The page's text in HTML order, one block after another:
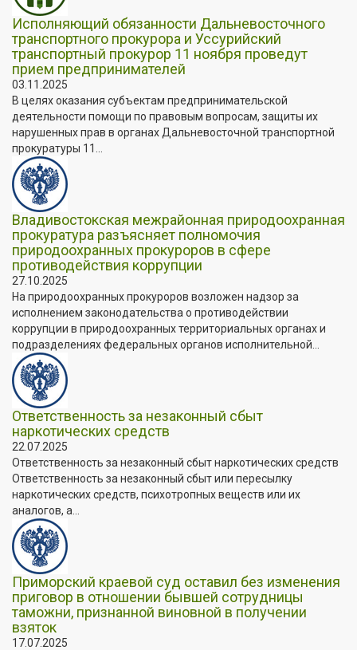
Исполняющий обязанности Дальневосточного
транспортного прокурора и Уссурийский
транспортный прокурор 11 ноября проведут
прием предпринимателей
03.11.2025
В целях оказания субъектам предпринимательской
деятельности помощи по правовым вопросам, защиты их
нарушенных прав в органах Дальневосточной транспортной
прокуратуры 11...
Владивостокская межрайонная природоохранная
прокуратура разъясняет полномочия
природоохранных прокуроров в сфере
противодействия коррупции
27.10.2025
На природоохранных прокуроров возложен надзор за
исполнением законодательства о противодействии
коррупции в природоохранных территориальных органах и
подразделениях федеральных органов исполнительной...
Ответственность за незаконный сбыт
наркотических средств
22.07.2025
Ответственность за незаконный сбыт наркотических средств
Ответственность за незаконный сбыт или пересылку
наркотических средств, психотропных веществ или их
аналогов, а...
Приморский краевой суд оставил без изменения
приговор в отношении бывшей сотрудницы
таможни, признанной виновной в получении
взяток
17.07.2025